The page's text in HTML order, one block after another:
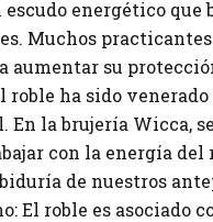
escudo energético
Muchos
aumentar su
roble ha sido
En la brujería Wicca,
con la energía
de nuestros
El roble es asociado